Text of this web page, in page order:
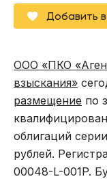
Добавить
ООО «ПКО
взыскания»
размещение по
облигаций
рублей.
00048-L-001P.